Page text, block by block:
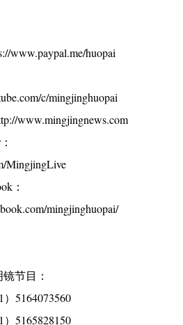
www.paypal.me/huopai
c/mingjinghuopai
www.mingjingnews.com
MingjingLive
：
mingjinghuopai/
节目：
5164073560
5165828150